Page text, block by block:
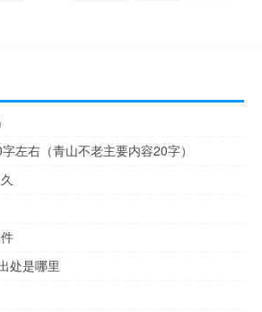
左右（青山不老主要内容20字）
处是哪里